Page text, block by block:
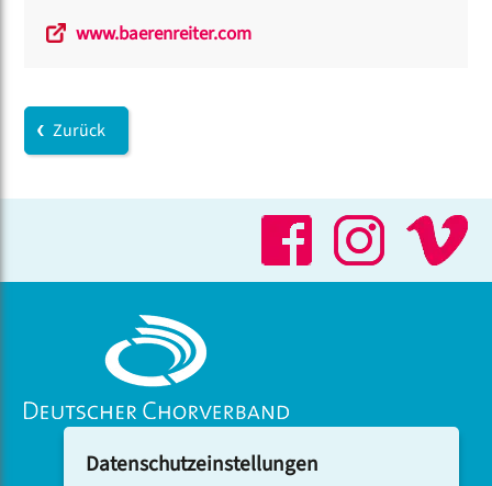
www.baerenreiter.com
Zurück
Datenschutzeinstellungen